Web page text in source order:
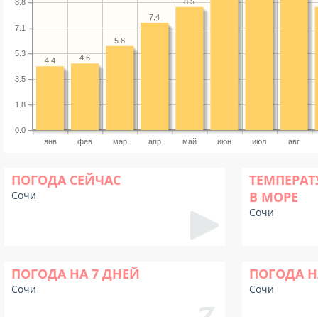
янв фев мар апр май июн июл авг
0.0
1.8
3.5
5.3
7.1
8.8
7.4
5.8
4.6
4.4
ПОГОДА СЕЙЧАС
Сочи
В МОРЕ
Сочи
ПОГОДА НА 7 ДНЕЙ
Сочи
ПОГОДА
Сочи